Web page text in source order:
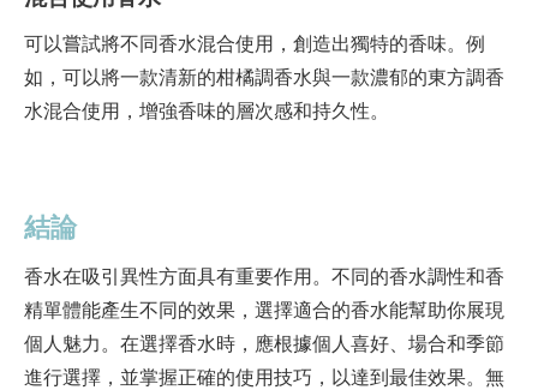
可以嘗試將不同香水混合使用，創造出獨特的香味。例
如，可以將一款清新的柑橘調香水與一款濃郁的東方調香
水混合使用，增強香味的層次感和持久性。
結論
香水在吸引異性方面具有重要作用。不同的香水調性和香
精單體能產生不同的效果，選擇適合的香水能幫助你展現
個人魅力。在選擇香水時，應根據個人喜好、場合和季節
進行選擇，並掌握正確的使用技巧，以達到最佳效果。無